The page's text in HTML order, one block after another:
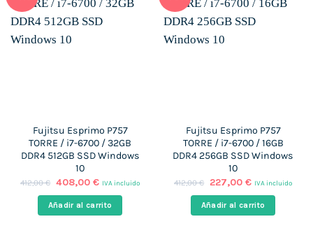
Fujitsu Esprimo P757
TORRE / i7-6700 / 32GB
DDR4 512GB SSD Windows
10
412,00€ El
original
era:
408,00 €El
actual
es:
IVA incluido
Añadir al carrito
Fujitsu Esprimo P757
TORRE / i7-6700 / 16GB
DDR4 256GB SSD Windows
10
412,00€
El
original
era:
227,00 €El
actual
es:
IVA incluido
Añadir al carrito